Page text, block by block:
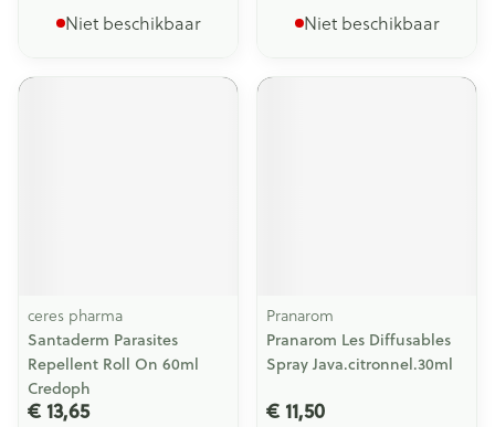
Niet beschikbaar Niet beschikbaar
ceres pharma
Santaderm Parasites
Repellent Roll On 60ml
Credoph
€ 13,65
Pranarom
Pranarom Les Diffusables
Spray Java.citronnel.30ml
€ 11,50